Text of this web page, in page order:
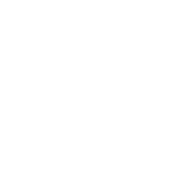
Produkt weist mehrere